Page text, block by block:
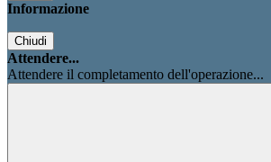
Informazione
Chiudi
Attendere...
Attendere il completamento dell'operazione...